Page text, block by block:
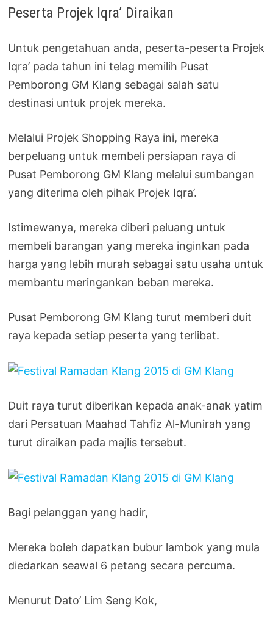
Peserta Projek Iqra’ Diraikan
Untuk pengetahuan anda, peserta-peserta Projek
Iqra’ pada tahun ini telag memilih Pusat
Pemborong GM Klang sebagai salah satu
destinasi untuk projek mereka.
Melalui Projek Shopping Raya ini, mereka
berpeluang untuk membeli persiapan raya di
Pusat Pemborong GM Klang melalui sumbangan
yang diterima oleh pihak Projek Iqra’.
Istimewanya, mereka diberi peluang untuk
membeli barangan yang mereka inginkan pada
harga yang lebih murah sebagai satu usaha untuk
membantu meringankan beban mereka.
Pusat Pemborong GM Klang turut memberi duit
raya kepada setiap peserta yang terlibat.
Duit raya turut diberikan kepada anak-anak yatim
dari Persatuan Maahad Tahfiz Al-Munirah yang
turut diraikan pada majlis tersebut.
Bagi pelanggan yang hadir,
Mereka boleh dapatkan bubur lambok yang mula
diedarkan seawal 6 petang secara percuma.
Menurut Dato’ Lim Seng Kok,